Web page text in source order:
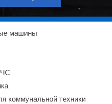
машины
коммунальной техники